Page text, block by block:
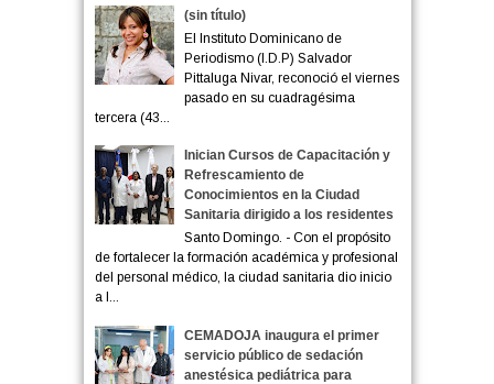
(sin título)
El Instituto Dominicano de
Periodismo (I.D.P) Salvador
Pittaluga Nivar, reconoció el viernes
pasado en su cuadragésima
tercera (43...
Inician Cursos de Capacitación y
Refrescamiento de
Conocimientos en la Ciudad
Sanitaria dirigido a los residentes
Santo Domingo. - Con el propósito
de fortalecer la formación académica y profesional
del personal médico, la ciudad sanitaria dio inicio
a l...
CEMADOJA inaugura el primer
servicio público de sedación
anestésica pediátrica para